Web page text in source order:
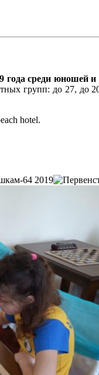
среди юношей и
групп: до 27,
hotel.